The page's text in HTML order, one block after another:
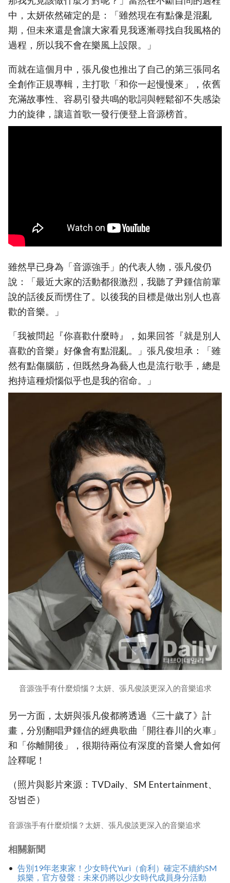
中，太妍依然確定的是：「雖然現在有點像是混亂
期，但未來還是會讓大家看見我逐漸尋找自我風格的
過程，所以我不會在樂風上設限。」
而就在這個月中，張凡俊也推出了自己的第三張同名
全創作正規專輯，主打歌「和你一起慢慢來」，依舊
充滿故事性、容易引發共鳴的歌詞與輕鬆卻不失感染
力的旋律，讓這首歌一發行便登上音源榜首。
雖然早已身為「音源強手」的代表人物，張凡俊仍
說：「最近大家的活動都很激烈，我聽了尹鍾信前輩
說的話後反而愣住了。以後我的目標是做出別人也喜
歡的音樂。」
「我被問起『你喜歡什麼時』，如果回答『就是別人
喜歡的音樂』好像會有點混亂。」張凡俊坦承：「雖
然有點傷腦筋，但既然身為藝人也是流行歌手，總是
抱持這種煩惱似乎也是我的宿命。」
音源強手有什麼煩惱？太妍、張凡俊談更深入的音樂追求
另一方面，太妍與張凡俊都將透過《三十歲了》計
畫，分別翻唱尹鍾信的經典歌曲「開往春川的火車」
和「你離開後」，很期待兩位有深度的音樂人會如何
詮釋呢！
（照片與影片來源：TVDaily、SM Entertainment、
장범준）
音源強手有什麼煩惱？太妍、張凡俊談更深入的音樂追求
相關新聞
告別19年老東家！少女時代Yuri（俞利）確定不續約SM
娛樂，官方發聲：未來仍將以少女時代成員身分活動